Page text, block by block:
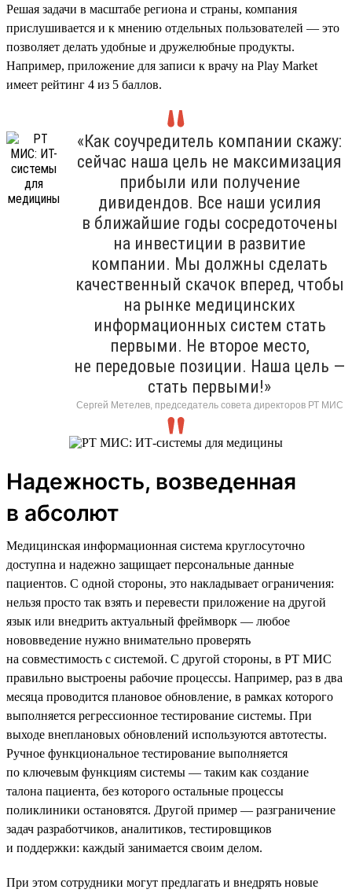
Решая задачи в масштабе региона и страны, компания
прислушивается и к мнению отдельных пользователей — это
позволяет делать удобные и дружелюбные продукты.
Например, приложение для записи к врачу на Play Market
имеет рейтинг 4 из 5 баллов.
«Как соучредитель компании скажу:
сейчас наша цель не максимизация
прибыли или получение
дивидендов. Все наши усилия
в ближайшие годы сосредоточены
на инвестиции в развитие
компании. Мы должны сделать
качественный скачок вперед, чтобы
на рынке медицинских
информационных систем стать
первыми. Не второе место,
не передовые позиции. Наша цель —
стать первыми!»
Сергей Метелев, председатель совета директоров РТ МИС
Надежность, возведенная
в абсолют
Медицинская информационная система круглосуточно
доступна и надежно защищает персональные данные
пациентов. С одной стороны, это накладывает ограничения:
нельзя просто так взять и перевести приложение на другой
язык или внедрить актуальный фреймворк — любое
нововведение нужно внимательно проверять
на совместимость с системой. С другой стороны, в РТ МИС
правильно выстроены рабочие процессы. Например, раз в два
месяца проводится плановое обновление, в рамках которого
выполняется регрессионное тестирование системы. При
выходе внеплановых обновлений используются автотесты.
Ручное функциональное тестирование выполняется
по ключевым функциям системы — таким как создание
талона пациента, без которого остальные процессы
поликлиники остановятся. Другой пример — разграничение
задач разработчиков, аналитиков, тестировщиков
и поддержки: каждый занимается своим делом.
При этом сотрудники могут предлагать и внедрять новые